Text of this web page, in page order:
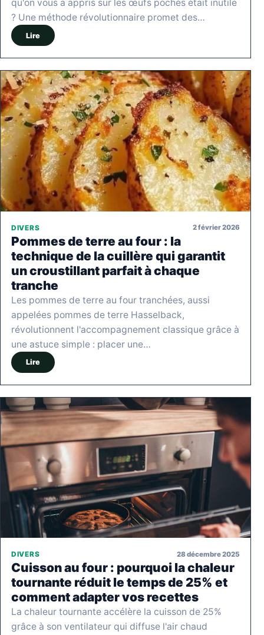
qu'on vous a appris sur les œufs pochés était inutile
? Une méthode révolutionnaire promet des…
Lire
DIVERS 2 février 2026
Pommes de terre au four : la
technique de la cuillère qui garantit
un croustillant parfait à chaque
tranche
Les pommes de terre au four tranchées, aussi
appelées pommes de terre Hasselback,
révolutionnent l'accompagnement classique grâce à
une astuce simple : placer une…
Lire
DIVERS 28 décembre 2025
Cuisson au four : pourquoi la chaleur
tournante réduit le temps de 25% et
comment adapter vos recettes
La chaleur tournante accélère la cuisson de 25%
grâce à son ventilateur qui diffuse l'air chaud